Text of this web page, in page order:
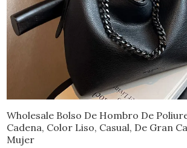
Wholesale Bolso De Hombro De
Cadena, Color Liso, Casual, De Gran
Mujer